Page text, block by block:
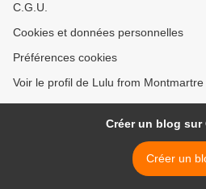
C.G.U.
Cookies et données personnelles
Préférences cookies
Voir le profil de Lulu from
Créer un blog sur
Créer un